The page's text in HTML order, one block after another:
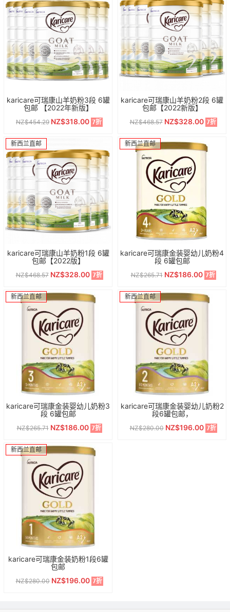
karicare可瑞康山羊奶粉3段 6罐
包邮 【2022年新版】
NZ$454.29 NZ$318.00 7折
karicare可瑞康山羊奶粉2段 6罐
包邮【2022新版】
NZ$468.57NZ$328.00 7折
新西兰直邮
karicare可瑞康山羊奶粉1段 6罐
包邮【2022版】
NZ$468.57NZ$328.00 7折
新西兰直邮
karicare可瑞康金装婴幼儿奶粉4
段 6罐包邮
NZ$265.71NZ$186.00 7折
新西兰直邮
karicare可瑞康金装婴幼儿奶粉3
段 6罐包邮
NZ$265.71NZ$186.00 7折
新西兰直邮
karicare可瑞康金装婴幼儿奶粉2
段6罐包邮，
NZ$280.00NZ$196.00 7折
新西兰直邮
karicare可瑞康金装奶粉1段6罐
包邮
NZ$280.00NZ$196.00 7折